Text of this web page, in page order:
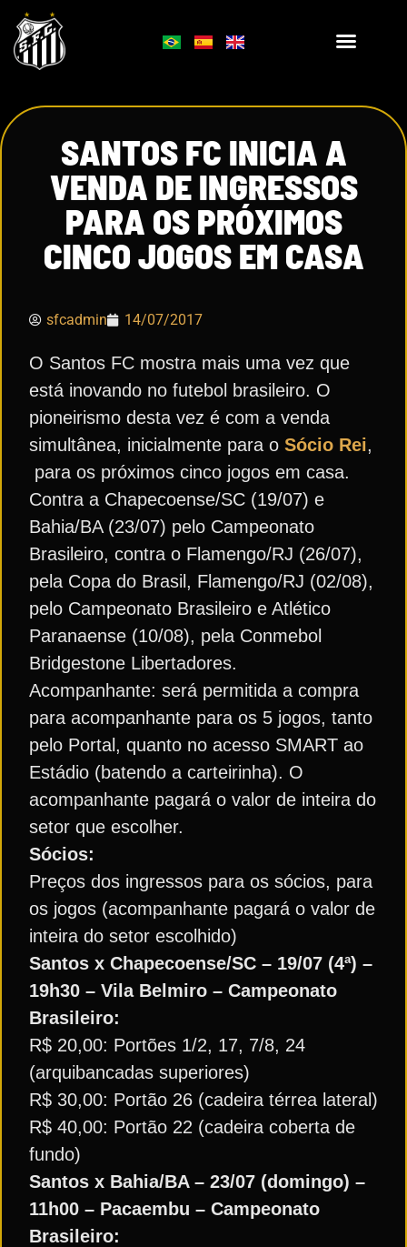
SANTOS FC INICIA A
VENDA DE INGRESSOS
PARA OS PRÓXIMOS
CINCO JOGOS EM CASA
sfcadmin 14/07/2017
O Santos FC mostra mais uma vez que
está inovando no futebol brasileiro. O
pioneirismo desta vez é com a venda
simultânea, inicialmente para o Sócio Rei,
para os próximos cinco jogos em casa.
Contra a Chapecoense/SC (19/07) e
Bahia/BA (23/07) pelo Campeonato
Brasileiro, contra o Flamengo/RJ (26/07),
pela Copa do Brasil, Flamengo/RJ (02/08),
pelo Campeonato Brasileiro e Atlético
Paranaense (10/08), pela Conmebol
Bridgestone Libertadores.
Acompanhante: será permitida a compra
para acompanhante para os 5 jogos, tanto
pelo Portal, quanto no acesso SMART ao
Estádio (batendo a carteirinha). O
acompanhante pagará o valor de inteira do
setor que escolher.
Sócios:
Preços dos ingressos para os sócios, para
os jogos (acompanhante pagará o valor de
inteira do setor escolhido)
Santos x Chapecoense/SC – 19/07 (4ª) –
19h30 – Vila Belmiro – Campeonato
Brasileiro:
R$ 20,00: Portões 1/2, 17, 7/8, 24
(arquibancadas superiores)
R$ 30,00: Portão 26 (cadeira térrea lateral)
R$ 40,00: Portão 22 (cadeira coberta de
fundo)
Santos x Bahia/BA – 23/07 (domingo) –
11h00 – Pacaembu – Campeonato
Brasileiro: